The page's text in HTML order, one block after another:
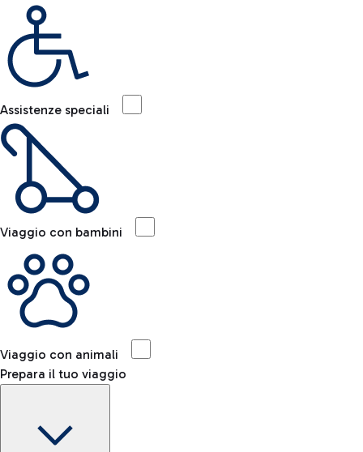
Assistenze speciali
Viaggio con bambini
Viaggio con animali
Prepara il tuo viaggio